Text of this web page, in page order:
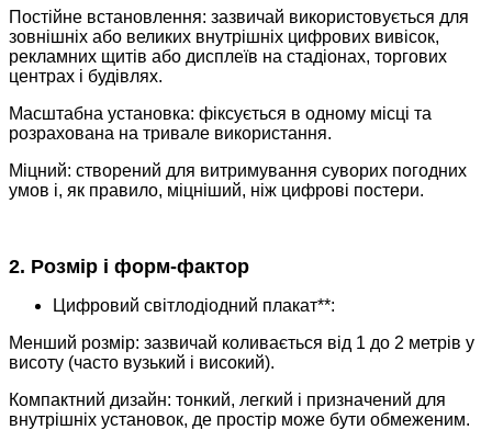
Постійне встановлення: зазвичай використовується для
зовнішніх або великих внутрішніх цифрових вивісок,
рекламних щитів або дисплеїв на стадіонах, торгових
центрах і будівлях.
Масштабна установка: фіксується в одному місці та
розрахована на тривале використання.
Міцний: створений для витримування суворих погодних
умов і, як правило, міцніший, ніж цифрові постери.
2. Розмір і форм-фактор
Цифровий світлодіодний плакат**:
Менший розмір: зазвичай коливається від 1 до 2 метрів у
висоту (часто вузький і високий).
Компактний дизайн: тонкий, легкий і призначений для
внутрішніх установок, де простір може бути обмеженим.